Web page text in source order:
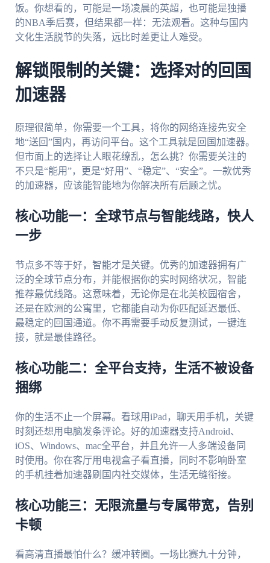
饭。你想看的，可能是一场凌晨的英超，也可能是独播
的NBA季后赛，但结果都一样：无法观看。这种与国内
文化生活脱节的失落，远比时差更让人难受。
解锁限制的关键：选择对的回国
加速器
原理很简单，你需要一个工具，将你的网络连接先安全
地“送回”国内，再访问平台。这个工具就是回国加速器。
但市面上的选择让人眼花缭乱，怎么挑？你需要关注的
不只是“能用”，更是“好用”、“稳定”、“安全”。一款优秀
的加速器，应该能智能地为你解决所有后顾之忧。
核心功能一：全球节点与智能线路，快人
一步
节点多不等于好，智能才是关键。优秀的加速器拥有广
泛的全球节点分布，并能根据你的实时网络状况，智能
推荐最优线路。这意味着，无论你是在北美校园宿舍，
还是在欧洲的公寓里，它都能自动为你匹配延迟最低、
最稳定的回国通道。你不再需要手动反复测试，一键连
接，就是最佳路径。
核心功能二：全平台支持，生活不被设备
捆绑
你的生活不止一个屏幕。看球用iPad，聊天用手机，关键
时刻还想用电脑发条评论。好的加速器支持Android、
iOS、Windows、mac全平台，并且允许一人多端设备同
时使用。你在客厅用电视盒子看直播，同时不影响卧室
的手机挂着加速器刷国内社交媒体，生活无缝衔接。
核心功能三：无限流量与专属带宽，告别
卡顿
看高清直播最怕什么？缓冲转圈。一场比赛九十分钟，